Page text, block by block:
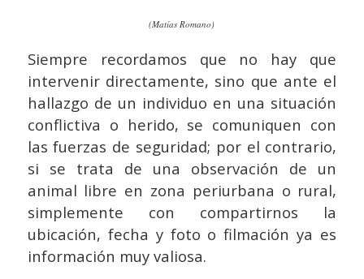
(Matías Romano)
Siempre recordamos que no hay que
intervenir directamente, sino que ante el
hallazgo de un individuo en una situación
conflictiva o herido, se comuniquen con
las fuerzas de seguridad; por el contrario,
si se trata de una observación de un
animal libre en zona periurbana o rural,
simplemente con compartirnos la
ubicación, fecha y foto o filmación ya es
información muy valiosa.